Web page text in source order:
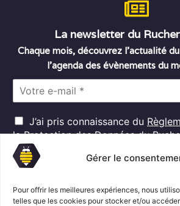
Gérer le
Pour offrir les meilleures expériences, nous
telles que les cookies pour stocker et/ou
La newsletter du
Chaque mois, découvrez l’actualité
l’agenda des évènements du
l
*
R
G
D
P
J’ai pris connaissance du
la Protection des Donnéesdu
consens au traitement de mes
dans ces conditions.*